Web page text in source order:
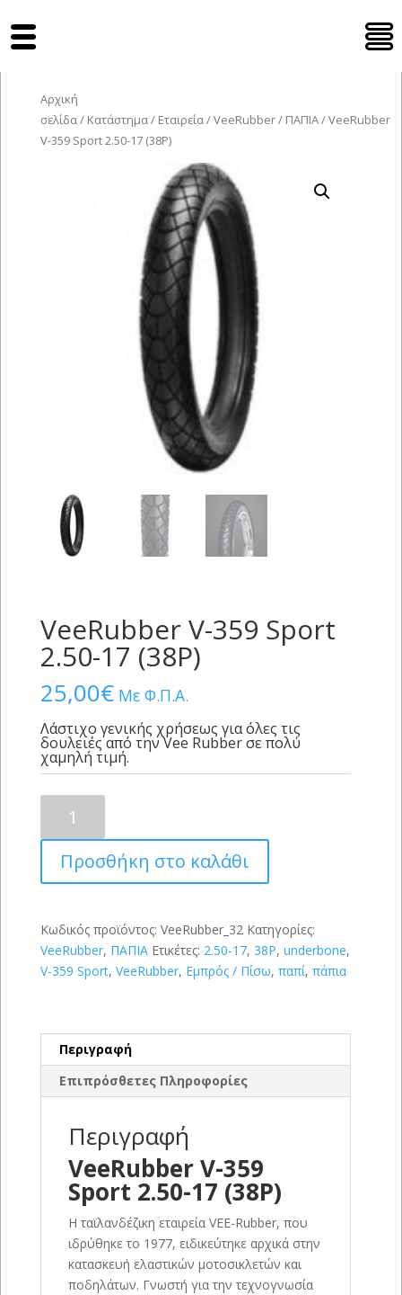
Αρχική
σελίδα/ Κατάστημα/ Εταιρεία/VeeRubber/ ΠΑΠΙΑ/ VeeRubber
V-359 Sport 2.50-17 (38P)
VeeRubber V-359 Sport
2.50-17 (38P)
25,00€ Με Φ.Π.Α.
Λάστιχο γενικής χρήσεως για όλες τις
δουλειές από την Vee Rubber σε πολύ
χαμηλή τιμή.
359
Sport
2.50-
(38P)
ποσότητα
Προσθήκη στο καλάθι
Κωδικός προϊόντος: VeeRubber_32 Κατηγορίες:
VeeRubber, ΠΑΠΙΑ Ετικέτες: 2.50-17, 38P, underbone,
V-359 Sport, VeeRubber, Εμπρός / Πίσω, παπί, πάπια
Περιγραφή
Επιπρόσθετες Πληροφορίες
Περιγραφή
VeeRubber V-359
Sport 2.50-17 (38P)
Η ταϊλανδέζικη εταιρεία VEE-Rubber, που
ιδρύθηκε το 1977, ειδικεύτηκε αρχικά στην
κατασκευή ελαστικών μοτοσικλετών και
ποδηλάτων. Γνωστή για την τεχνογνωσία